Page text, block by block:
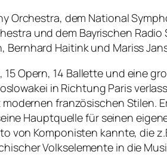
Orchestra, dem National
und dem Bayrischen
Bernhard Haitink und Mariss
Opern, 14 Ballette und eine
in Richtung Paris
französischen Stilen.
Hauptquelle für seinen
von Komponisten kannte, die
Volkselemente in die